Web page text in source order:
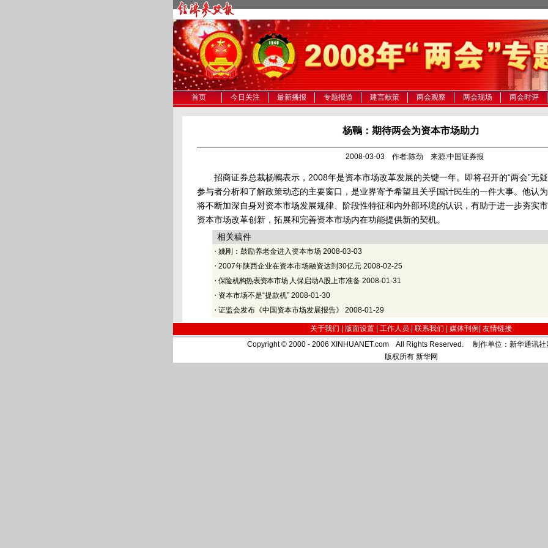
首页 今日关注 最新播报 专题报道 建言献策 两会观察 两会现场 两会时评
杨鶤：期待两会为资本市场助力
2008-03-03 作者:陈劲 来源:中国证券报
招商证券总裁杨鶤表示，2008年是资本市场改革发展的关键一年。即将召开的“两会”无
参与者分析和了解政策动态的主要窗口，是业界寄予希望且关乎国计民生的一件大事。他认
将不断加深自身对资本市场发展规律、阶段性特征和内外部环境的认识，有助于进一步夯实
资本市场改革创新，拓展和完善资本市场内在功能提供新的契机。
相关稿件
· 姚刚：鼓励养老金进入资本市场 2008-03-03
· 2007年陕西企业在资本市场融资达到30亿元 2008-02-25
· 保险机构热衷资本市场 人保启动A股上市准备2008-01-31
· 资本市场不是“提款机” 2008-01-30
· 证监会发布《中国资本市场发展报告》 2008-01-29
关于我们 | 版面设置 工作人员 联系我们 媒体刊例 友情链接
Copyright © 2000 - 2006 XINHUANET.com All Rights Reserved. 制作单位：新华通讯社
版权所有 新华网